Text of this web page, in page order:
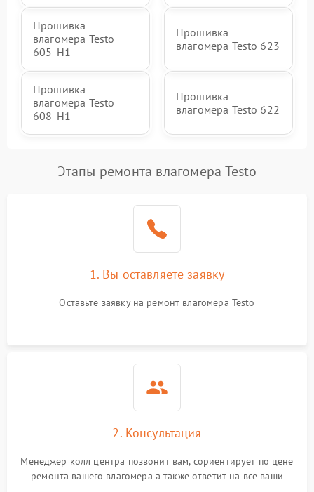
Прошивка
влагомера Testo
605-H1
Прошивка
влагомера Testo 623
Прошивка
влагомера Testo
608-H1
Прошивка
влагомера Testo 622
Этапы ремонта влагомера Testo
1. Вы оставляете заявку
Оставьте заявку на ремонт влагомера Testo
2. Консультация
Менеджер колл центра позвонит вам, сориентирует по цене
ремонта вашего влагомера а также ответит на все ваши